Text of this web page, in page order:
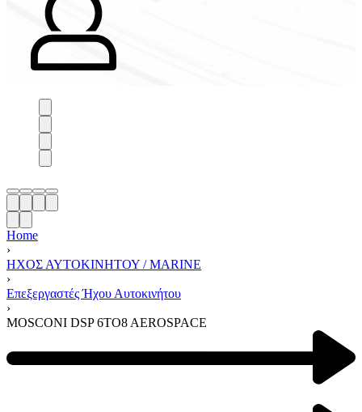
Home
›
ΗΧΟΣ ΑΥΤΟΚΙΝΗΤΟΥ / MARINE
›
Επεξεργαστές Ήχου Αυτοκινήτου
›
MOSCONI DSP 6TO8 AEROSPACE